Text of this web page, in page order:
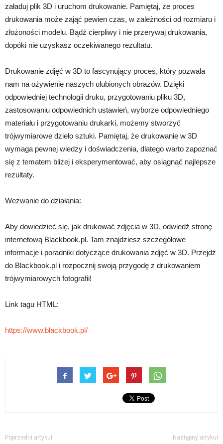
załaduj plik 3D i uruchom drukowanie. Pamiętaj, że proces
drukowania może zająć pewien czas, w zależności od rozmiaru i
złożoności modelu. Bądź cierpliwy i nie przerywaj drukowania,
dopóki nie uzyskasz oczekiwanego rezultatu.
Drukowanie zdjęć w 3D to fascynujący proces, który pozwala
nam na ożywienie naszych ulubionych obrazów. Dzięki
odpowiedniej technologii druku, przygotowaniu pliku 3D,
zastosowaniu odpowiednich ustawień, wyborze odpowiedniego
materiału i przygotowaniu drukarki, możemy stworzyć
trójwymiarowe dzieło sztuki. Pamiętaj, że drukowanie w 3D
wymaga pewnej wiedzy i doświadczenia, dlatego warto zapoznać
się z tematem bliżej i eksperymentować, aby osiągnąć najlepsze
rezultaty.
Wezwanie do działania:
Aby dowiedzieć się, jak drukować zdjęcia w 3D, odwiedź stronę
internetową Blackbook.pl. Tam znajdziesz szczegółowe
informacje i poradniki dotyczące drukowania zdjęć w 3D. Przejdź
do Blackbook.pl i rozpocznij swoją przygodę z drukowaniem
trójwymiarowych fotografii!
Link tagu HTML:
https://www.blackbook.pl/
Poprzedni artykuł Następny artykuł